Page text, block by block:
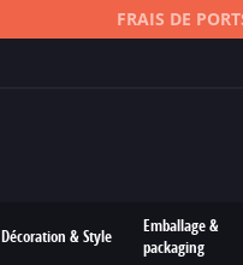
FRAIS DE
Décoration & Style
Emballage &
packaging